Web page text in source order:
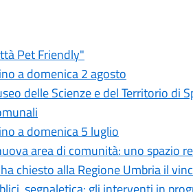
Pet Friendly"
a domenica 2 agosto
delle Scienze e del Territorio di
a domenica 5 luglio
area di comunità: uno spazio
chiesto alla Regione Umbria il